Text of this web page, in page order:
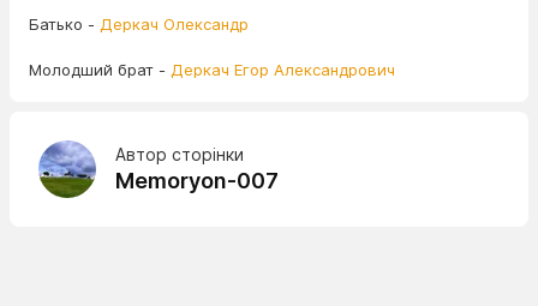
Батько - Деркач Олександр
Молодший брат - Деркач Егор Александрович
Автор сторінки
Memoryon-007